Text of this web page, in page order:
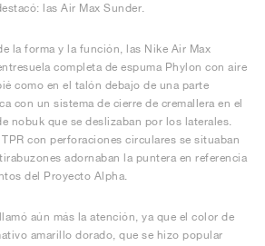
las Air Max Sunder.
la forma y la función, las Nike Air Max
completa de espuma Phylon con aire
como en el talón debajo de una parte
con un sistema de cierre de cremallera en el
nobuk que se deslizaban por los laterales.
con perforaciones circulares se situaban
adornaban la puntera en referencia
del Proyecto Alpha.
aún más la atención, ya que el color de
amarillo dorado, que se hizo popular